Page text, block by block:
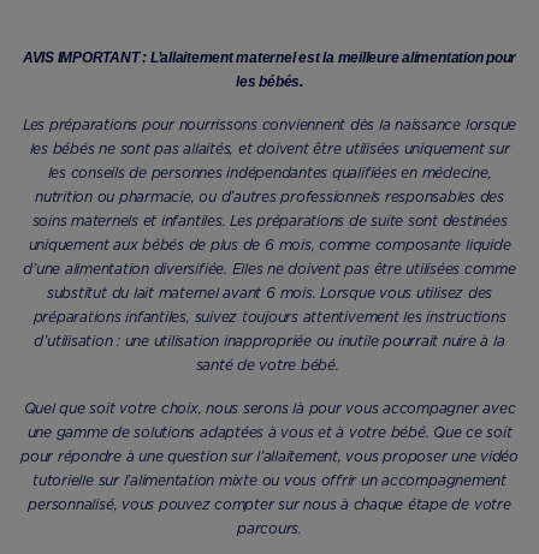
AVIS IMPORTANT : L’allaitement maternel est la meilleure alimentation pour
les bébés.
Les préparations pour nourrissons conviennent dès la naissance lorsque
les bébés ne sont pas allaités, et doivent être utilisées uniquement sur
les conseils de personnes indépendantes qualifiées en médecine,
nutrition ou pharmacie, ou d’autres professionnels responsables des
soins maternels et infantiles. Les préparations de suite sont destinées
uniquement aux bébés de plus de 6 mois, comme composante liquide
d’une alimentation diversifiée. Elles ne doivent pas être utilisées comme
substitut du lait maternel avant 6 mois. Lorsque vous utilisez des
préparations infantiles, suivez toujours attentivement les instructions
d’utilisation : une utilisation inappropriée ou inutile pourrait nuire à la
santé de votre bébé.
Quel que soit votre choix, nous serons là pour vous accompagner avec
une gamme de solutions adaptées à vous et à votre bébé. Que ce soit
pour répondre à une question sur l’allaitement, vous proposer une vidéo
tutorielle sur l’alimentation mixte ou vous offrir un accompagnement
personnalisé, vous pouvez compter sur nous à chaque étape de votre
parcours.